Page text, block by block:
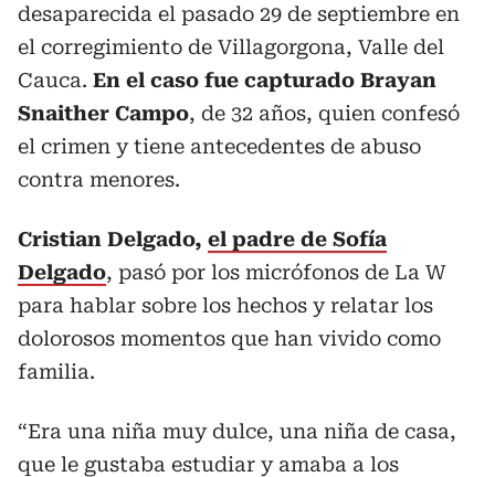
desaparecida el pasado 29 de septiembre en
el corregimiento de Villagorgona, Valle del
Cauca. En el caso fue capturado Brayan
Snaither Campo, de 32 años, quien confesó
el crimen y tiene antecedentes de abuso
contra menores.
Cristian Delgado, el padre de Sofía
Delgado, pasó por los micrófonos de La W
para hablar sobre los hechos y relatar los
dolorosos momentos que han vivido como
familia.
“Era una niña muy dulce, una niña de casa,
que le gustaba estudiar y amaba a los